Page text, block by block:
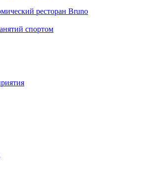
ресторан Bruno
спортом